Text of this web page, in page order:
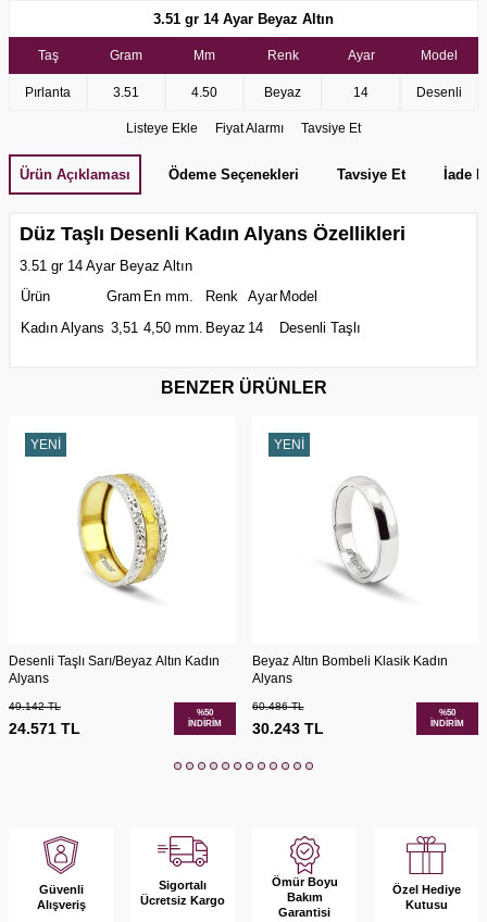
3.51 gr 14 Ayar Beyaz Altın
Taş
Pırlanta
Gram
3.51
Mm
4.50
Renk
Beyaz
Ayar
14
Model
Desenli
Listeye Ekle Fiyat Alarmı Tavsiye Et
Ürün Açıklaması Ödeme Seçenekleri Tavsiye Et İade
Düz Taşlı Desenli Kadın Alyans Özellikleri
3.51 gr 14 Ayar Beyaz Altın
Ürün
Gram En mm. Renk Ayar Model
Kadın Alyans 3,51 4,50 mm. Beyaz 14 Desenli Taşlı
BENZER ÜRÜNLER
YENI
Desenli Taşlı Sarı/Beyaz Altın Kadın
Alyans
49.142TL
24.571 TL
%50
İNDIRIM
YENI
Beyaz Altın Bombeli Klasik Kadın
Alyans
60.486TL
30.243TL
%50
İNDIRIM
Güvenli
Alışveriş
Sigortalı
Ücretsiz Kargo
Ömür Boyu
Bakım
Garantisi
Özel Hediye
Kutusu